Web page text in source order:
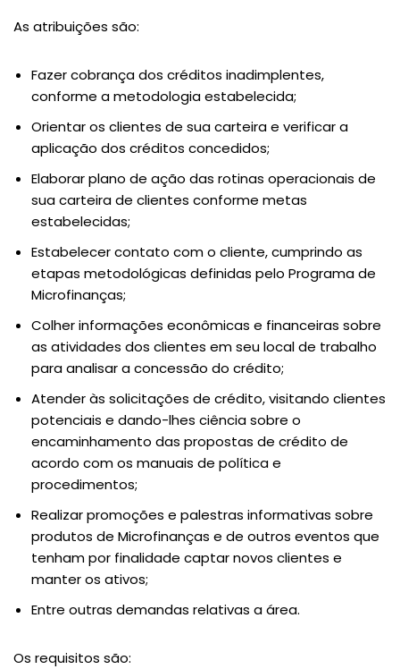
As atribuições são:
Fazer cobrança dos créditos inadimplentes,
conforme a metodologia estabelecida;
Orientar os clientes de sua carteira e verificar a
aplicação dos créditos concedidos;
Elaborar plano de ação das rotinas operacionais de
sua carteira de clientes conforme metas
estabelecidas;
Estabelecer contato com o cliente, cumprindo as
etapas metodológicas definidas pelo Programa de
Microfinanças;
Colher informações econômicas e financeiras sobre
as atividades dos clientes em seu local de trabalho
para analisar a concessão do crédito;
Atender às solicitações de crédito, visitando clientes
potenciais e dando-lhes ciência sobre o
encaminhamento das propostas de crédito de
acordo com os manuais de política e
procedimentos;
Realizar promoções e palestras informativas sobre
produtos de Microfinanças e de outros eventos que
tenham por finalidade captar novos clientes e
manter os ativos;
Entre outras demandas relativas a área.
Os requisitos são: